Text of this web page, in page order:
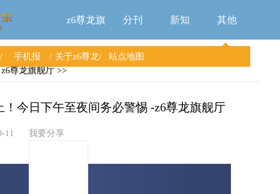
z6尊龙旗
舰厅
分刊 新知 其他
手机报 关于z6尊龙
站点地图
z6尊龙旗舰厅 >>
！今日下午至夜间务必警惕 -z6尊龙旗舰厅
11 我要分享